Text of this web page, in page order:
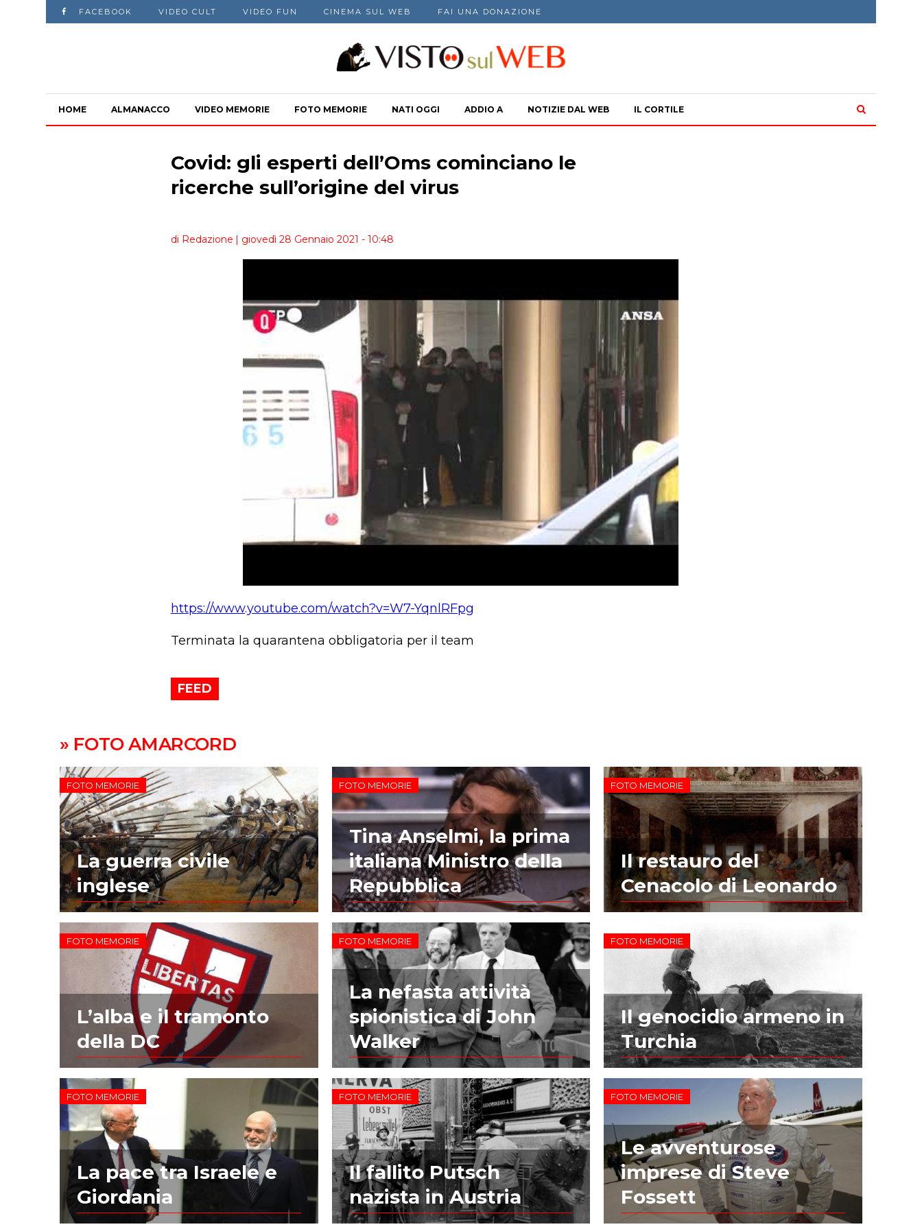
FACEBOOK VIDEO CULT VIDEO FUN CINEMA SUL WEB FAI UNA DONAZIONE
HOME ALMANACCO VIDEO MEMORIE FOTO MEMORIE NATI OGGI ADDIO A NOTIZIE DAL WEB IL CORTILE
Covid: gli esperti dell’Oms cominciano le
ricerche sull’origine del virus
di Redazione | giovedì 28 Gennaio 2021 - 10:48
https://www.youtube.com/watch?v=W7-YqnlRFpg
Terminata la quarantena obbligatoria per il team
FEED
» FOTO AMARCORD
FOTO MEMORIE
La guerra civile
inglese
FOTO MEMORIE
Tina Anselmi, la prima
italiana Ministro della
Repubblica
FOTO MEMORIE
Il restauro del
Cenacolo di Leonardo
FOTO MEMORIE
L’alba e il tramonto
della DC
FOTO MEMORIE
La nefasta attività
spionistica di John
Walker
FOTO MEMORIE
Il genocidio armeno in
Turchia
FOTO MEMORIE
La pace tra Israele e
Giordania
FOTO MEMORIE
Il fallito Putsch
nazista in Austria
FOTO MEMORIE
Le avventurose
imprese di Steve
Fossett